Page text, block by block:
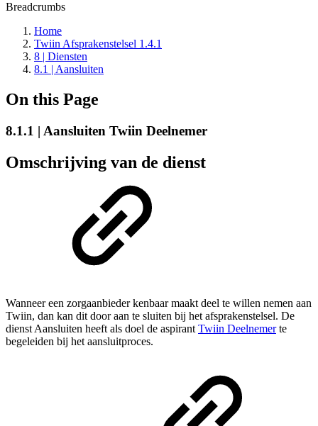
Breadcrumbs
Home
Twiin Afsprakenstelsel 1.4.1
8 | Diensten
8.1 | Aansluiten
On this Page
8.1.1 | Aansluiten Twiin Deelnemer
Omschrijving van de dienst
Wanneer een zorgaanbieder kenbaar maakt deel te willen nemen aan
Twiin, dan kan dit door aan te sluiten bij het afsprakenstelsel. De
dienst Aansluiten heeft als doel de aspirant Twiin Deelnemerte
begeleiden bij het aansluitproces.